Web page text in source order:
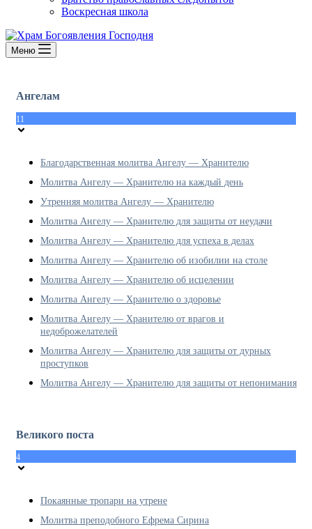
Воскресная школа
Меню
Ангелам
11
Благодарственная молитва Ангелу — Хранителю
Молитва Ангелу — Хранителю на каждый день
Утренняя молитва Ангелу — Хранителю
Молитва Ангелу — Хранителю для защиты от неудачи
Молитва Ангелу — Хранителю для успеха в делах
Молитва Ангелу — Хранителю об изобилии на столе
Молитва Ангелу — Хранителю об исцелении
Молитва Ангелу — Хранителю о здоровье
Молитва Ангелу — Хранителю от врагов и
недоброжелателей
Молитва Ангелу — Хранителю для защиты от дурных
проступков
Молитва Ангелу — Хранителю для защиты от непонимания
Великого поста
4
Покаянные тропари на утрене
Молитва преподобного Ефрема Сирина